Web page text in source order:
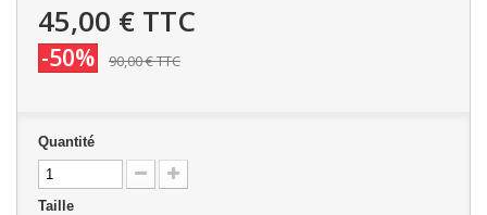
45,00 € TTC
-50% 90,00 €TTC
Quantité
Taille